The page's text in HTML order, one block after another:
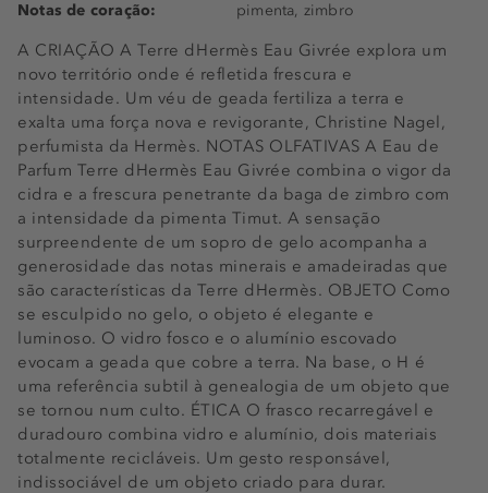
A CRIAÇÃO A Terre dHermès Eau Givrée explora um
novo território onde é refletida frescura e
intensidade. Um véu de geada fertiliza a terra e
exalta uma força nova e revigorante, Christine Nagel,
perfumista da Hermès. NOTAS OLFATIVAS A Eau de
Parfum Terre dHermès Eau Givrée combina o vigor da
cidra e a frescura penetrante da baga de zimbro com
a intensidade da pimenta Timut. A sensação
surpreendente de um sopro de gelo acompanha a
generosidade das notas minerais e amadeiradas que
são características da Terre dHermès. OBJETO Como
se esculpido no gelo, o objeto é elegante e
luminoso. O vidro fosco e o alumínio escovado
evocam a geada que cobre a terra. Na base, o H é
uma referência subtil à genealogia de um objeto que
se tornou num culto. ÉTICA O frasco recarregável e
duradouro combina vidro e alumínio, dois materiais
totalmente recicláveis. Um gesto responsável,
indissociável de um objeto criado para durar.
Notas de coração:
pimenta, zimbro